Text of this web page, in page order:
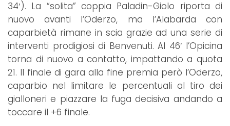
34′). La “solita” coppia Paladin-Giolo riporta di
nuovo avanti l’Oderzo, ma l’Alabarda con
caparbietà rimane in scia grazie ad una serie di
interventi prodigiosi di Benvenuti. Al 46′ l’Opicina
torna di nuovo a contatto, impattando a quota
21. Il finale di gara alla fine premia però l’Oderzo,
caparbio nel limitare le percentuali al tiro dei
gialloneri e piazzare la fuga decisiva andando a
toccare il +6 finale.